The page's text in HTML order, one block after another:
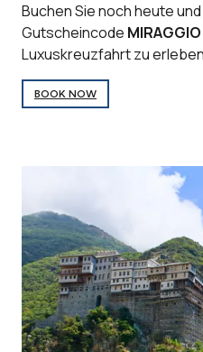
Buchen Sie noch heute
Gutscheincode MIRAGGIO
Luxuskreuzfahrt zu
BOOK NOW